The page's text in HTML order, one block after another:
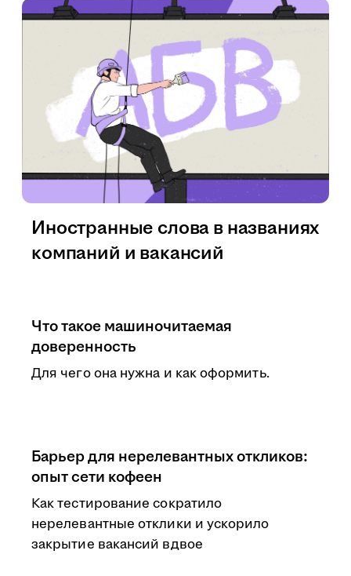
Иностранные слова в названиях
компаний и вакансий
Что такое машиночитаемая
доверенность
Для чего она нужна и как оформить.
Барьер для нерелевантных откликов:
опыт сети кофеен
Как тестирование сократило
нерелевантные отклики и ускорило
закрытие вакансий вдвое